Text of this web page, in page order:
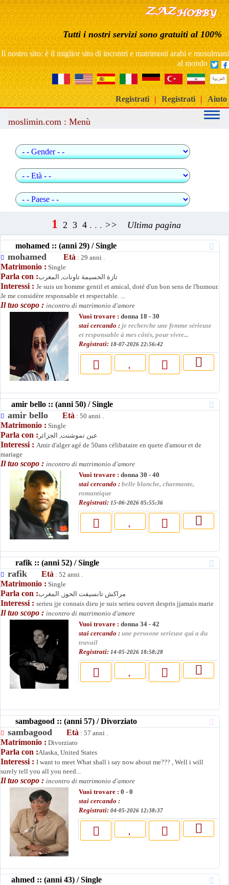
sito di incontri matrimonio arabo musulmano gratuito
Tutti i nostri servizi sono gratuiti al 100%
Sito di incontri per matrimoni gratuiti in Marocco
Il nostro sito: è il miglior sito di incontri e matrimoni arabi e musulmani
al mondo
Registrati | Registrati | Aiuto
moslimin.com : Menù
1 2 3 4. . . >> Ultima pagina
mohamed :: (anni 29) / Single
mohamed Età : 29 anni .
Matrimonio : Single
Parla con :تازة الحسيمة تاونات, المغرب
Interessi : Je suis un homme gentil et amical, doté d'un bon sens de l'humour.
Je me considère responsable et respectable. ...
Il tuo scopo : incontro di matrimonio d'amore
Vuoi trovare : donna 18 - 30
stai cercando : je recherche une femme sérieuse
et responsable à mes côtés, pour vivre...
Registrati: 18-07-2026 22:56:42
amir bello :: (anni 50) / Single
amir bello Età : 50 anni .
Matrimonio : Single
Parla con : عين تموشنت, الجزائر
Interessi : Amir d'alger agé de 50ans célibataire en quete d'amour et de
mariage
Il tuo scopo : incontro di matrimonio d'amore
Vuoi trovare : donna 30 - 40
stai cercando : belle blanche, charmante,
romantique
Registrati: 15-06-2026 05:55:36
rafik :: (anni 52) / Single
rafik Età : 52 anni .
Matrimonio : Single
Parla con :مراكش تانسيفت الحوز, المغرب
Interessi : serieu jje connais dieu je suis serieu ouvert despris jjamais marie
Il tuo scopo : incontro di matrimonio d'amore
Vuoi trovare : donna 34 - 42
stai cercando : une persoone serieuse qui a du
travail
Registrati: 14-05-2026 18:58:28
sambagood :: (anni 57) / Divorziato
sambagood Età : 57 anni .
Matrimonio : Divorziato
Parla con :Alaska, United States
Interessi : I want to meet What shall i say now about me??? , Well i will
surely tell you all you need...
Il tuo scopo : incontro di matrimonio d'amore
Vuoi trovare : 0 - 0
stai cercando :
Registrati: 04-05-2026 12:38:37
ahmed :: (anni 43) / Single